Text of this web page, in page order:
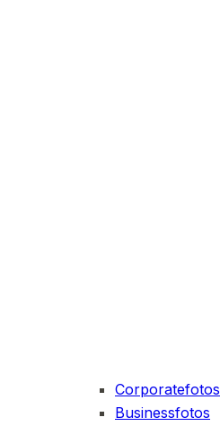
Corporatefotos
Businessfotos